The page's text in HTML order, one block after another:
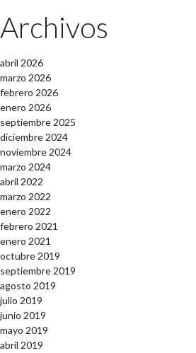
Archivos
abril 2026
marzo 2026
febrero 2026
enero 2026
septiembre 2025
diciembre 2024
noviembre 2024
marzo 2024
abril 2022
marzo 2022
enero 2022
febrero 2021
enero 2021
octubre 2019
septiembre 2019
agosto 2019
julio 2019
junio 2019
mayo 2019
abril 2019